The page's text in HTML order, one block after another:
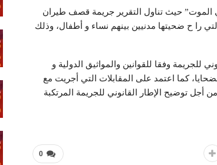
الموت” حيث تناول التقرير جريمة قصف طيران
را ح ضحيتها مدنيين بينهم نساء و أطفال، وذلك
وفقا للقوانين والمواثيق الدولية و
كما اعتمد على المقابلات التي أجريت مع
أجل توضيح الإطار القانوني للجريمة المرتكبة
0